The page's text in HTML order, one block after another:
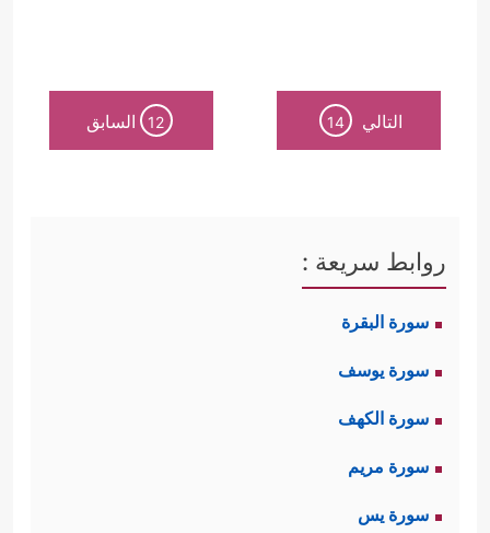
التالي 14
12 السابق
روابط سريعة :
سورة البقرة
سورة يوسف
سورة الكهف
سورة مريم
سورة يس